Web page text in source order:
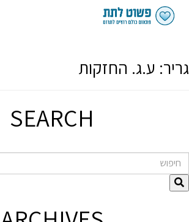
גריר: ע.ג. החזקות
SEARCH
חיפוש